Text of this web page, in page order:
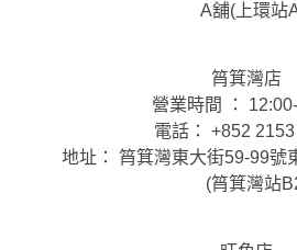
A舖(上環站
筲箕灣店
營業時間 ：
電話： +852
地址： 筲箕灣東大街59-99號
(筲箕灣站B2